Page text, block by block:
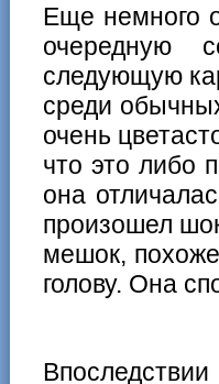
Еще немного
очередную
следующую
среди
очень
что это либо
она
произошел
мешок,
голову. Она